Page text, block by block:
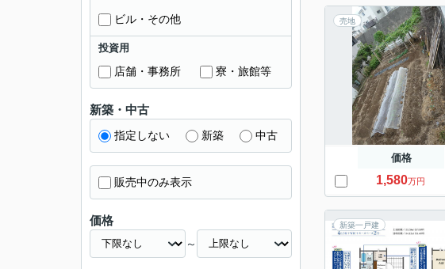
売地
価格
1,580万円
新築一戸建
ビル・その他
投資用
店舗・事務所 寮・旅館等
新築・中古
指定しない 新築 中古
販売中のみ表示
価格
～